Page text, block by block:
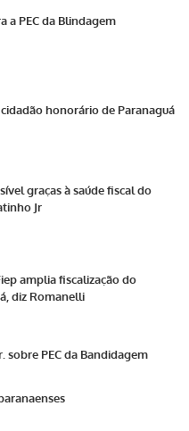
a PEC da Blindagem
honorário de Paranaguá
graças à saúde fiscal do
Jr
amplia fiscalização do
diz Romanelli
sobre PEC da Bandidagem